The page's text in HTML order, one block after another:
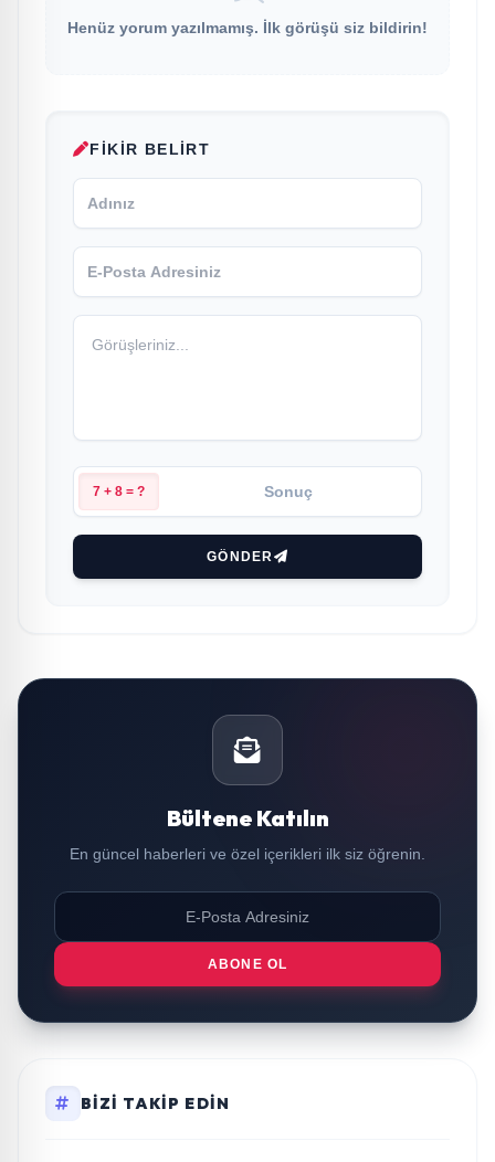
Henüz yorum yazılmamış. İlk görüşü siz bildirin!
FIKIR BELIRT
7 + 8 = ?
GÖNDER
Bültene Katılın
En güncel haberleri ve özel içerikleri ilk siz öğrenin.
ABONE OL
BIZI TAKIP EDIN